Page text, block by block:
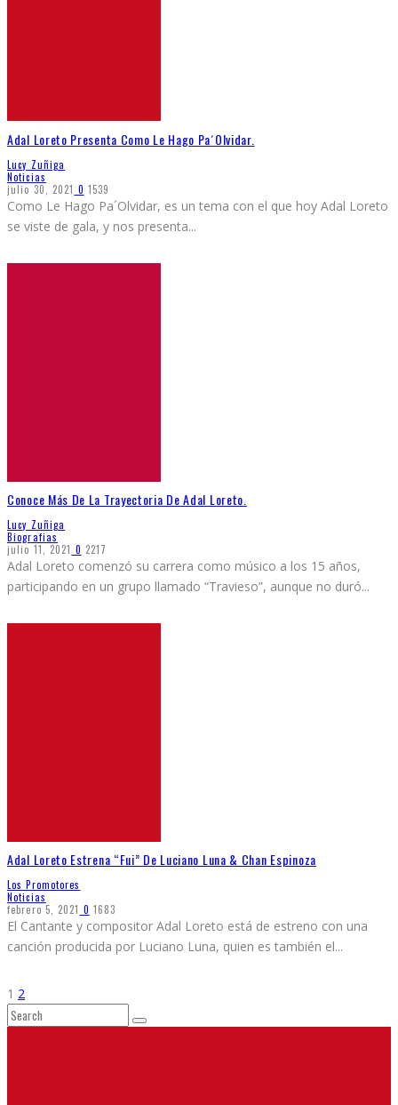
Adal Loreto Presenta Como Le Hago Pa´Olvidar.
Lucy Zuñiga
Noticias
julio 30, 2021 0 1539
Como Le Hago Pa´Olvidar, es un tema con el que hoy Adal Loreto
se viste de gala, y nos presenta...
Conoce Más De La Trayectoria De Adal Loreto.
Lucy Zuñiga
Biografias
julio 11, 2021 0 2217
Adal Loreto comenzó su carrera como músico a los 15 años,
participando en un grupo llamado “Travieso”, aunque no duró...
Adal Loreto Estrena “Fui” De Luciano Luna & Chan Espinoza
Los Promotores
Noticias
febrero 5, 2021 0 1683
El Cantante y compositor Adal Loreto está de estreno con una
canción producida por Luciano Luna, quien es también el...
1 2